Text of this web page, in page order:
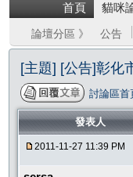
首頁 貓咪
論壇分區 》 公告
[主題] [公告]彰化
討論區首
發表人
2011-11-27 11:39 PM